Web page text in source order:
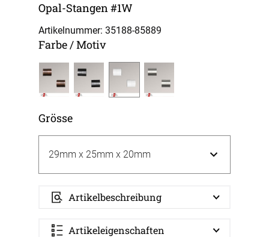
Opal-Stangen #1W
Artikelnummer: 35188-85889
Farbe / Motiv
Grösse
Artikelbeschreibung
Artikeleigenschaften